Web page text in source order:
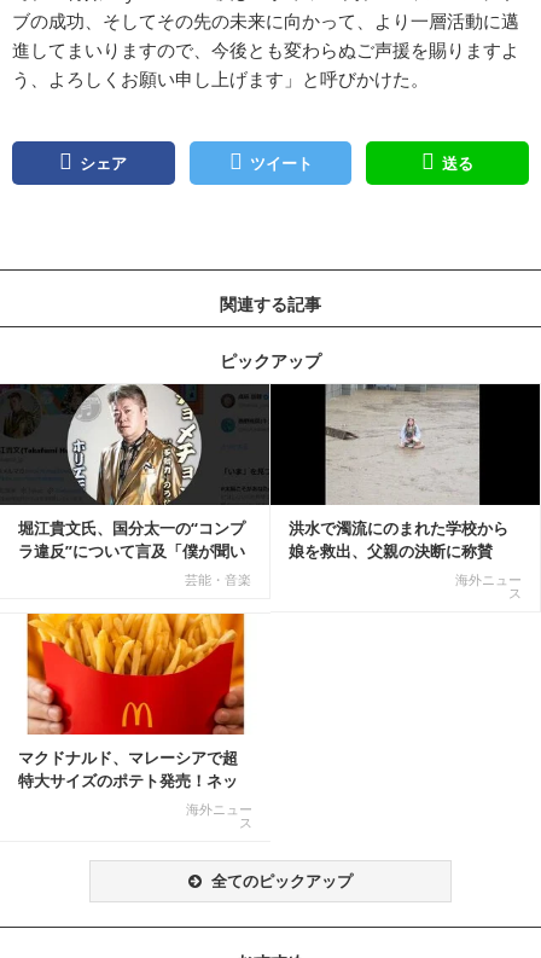
ブの成功、そしてその先の未来に向かって、より一層活動に邁
進してまいりますので、今後とも変わらぬご声援を賜りますよ
う、よろしくお願い申し上げます」と呼びかけた。
シェア ツイート 送る
関連する記事
ピックアップ
堀江貴文氏、国分太一の“コンプ
ラ違反”について言及「僕が聞い
芸能・音楽
洪水で濁流にのまれた学校から
娘を救出、父親の決断に称賛
続々 一部では「危険...海外ニュー
ス
記事を読む
マクドナルド、マレーシアで超
特大サイズのポテト発売！ネッ
海外ニュー
ス
全てのピックアップ